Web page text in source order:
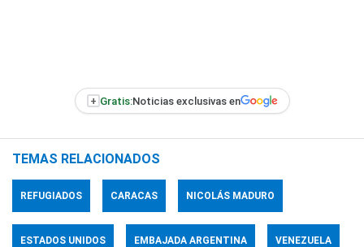
+ Gratis:Noticias exclusivas en
TEMAS RELACIONADOS
REFUGIADOS CARACAS NICOLÁS MADURO
ESTADOS UNIDOS EMBAJADA ARGENTINA VENEZUELA